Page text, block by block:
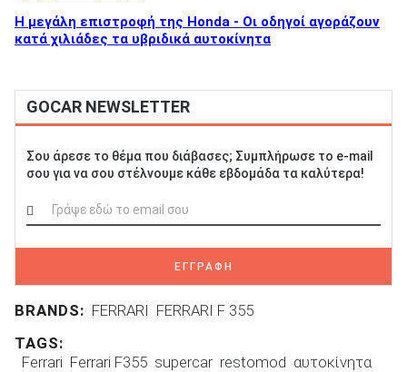
Η μεγάλη επιστροφή της Honda - Οι οδηγοί αγοράζουν
κατά χιλιάδες τα υβριδικά αυτοκίνητα
GOCAR NEWSLETTER
Σου άρεσε το θέμα που διάβασες; Συμπλήρωσε το e-mail
σου για να σου στέλνουμε κάθε εβδομάδα τα καλύτερα!
ΕΓΓΡΑΦΗ
BRANDS: FERRARI FERRARI F 355
TAGS:
Ferrari Ferrari F355 supercar restomod αυτοκίνητα